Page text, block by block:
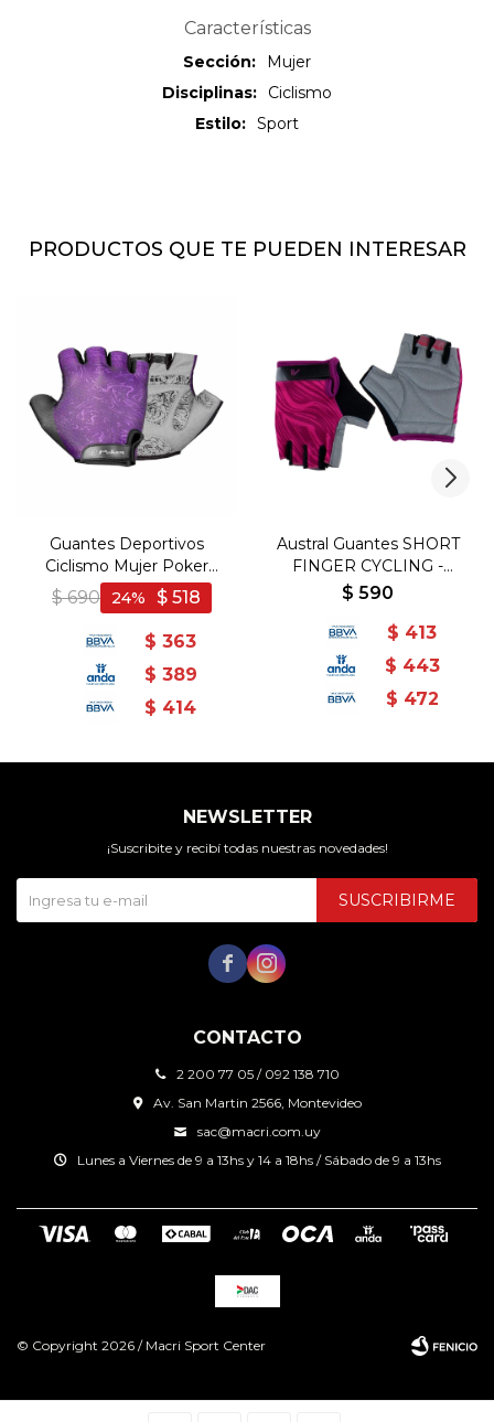
Características
Sección
Mujer
Disciplinas
Ciclismo
Estilo
Sport
PRODUCTOS QUE TE PUEDEN INTERESAR
Guantes Deportivos
Ciclismo Mujer Poker
Gloves Aelus - Purpura-
Negro
$ 690 $ 518
24
$ 363
$ 389
$ 414
Austral Guantes SHORT
FINGER CYCLING -
Fucsia/Gris - Fucsia-Gris
$ 590
$ 413
$ 443
$ 472
CONTACTO
2 200 77 05 / 092 138 710
Av. San Martin 2566, Montevideo
sac@macri.com.uy
Lunes a Viernes de 9 a 13hs y 14 a 18hs / Sábado de 9 a 13hs
NEWSLETTER
¡Suscribite y recibí todas nuestras novedades!
SUSCRIBIRME
 
© Copyright 2026 / Macri Sport Center